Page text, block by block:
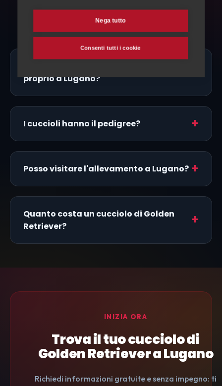
Domande frequenti
proprio a Lugano?
I cuccioli hanno il pedigree?
Posso visitare l'allevamento a Lugano?
Quanto costa un cucciolo di Golden
Retriever?
INIZIA ORA
Trova il tuo cucciolo di
Golden Retriever a Lugano
Richiedi informazioni gratuite e senza impegno: ti
Nega tutto
Consenti tutti i cookie